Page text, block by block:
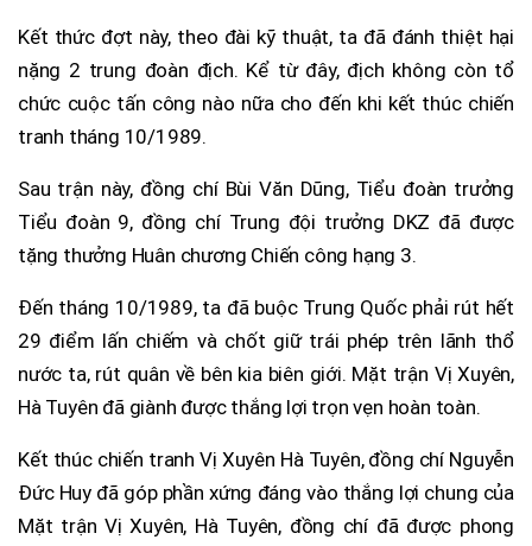
Kết thức đợt này, theo đài kỹ thuật, ta đã đánh thiệt hại
nặng 2 trung đoàn địch. Kể từ đây, địch không còn tổ
chức cuộc tấn công nào nữa cho đến khi kết thúc chiến
tranh tháng 10/1989.
Sau trận này, đồng chí Bùi Văn Dũng, Tiểu đoàn trưởng
Tiểu đoàn 9, đồng chí Trung đội trưởng DKZ đã được
tặng thưởng Huân chương Chiến công hạng 3.
Đến tháng 10/1989, ta đã buộc Trung Quốc phải rút hết
29 điểm lấn chiếm và chốt giữ trái phép trên lãnh thổ
nước ta, rút quân về bên kia biên giới. Mặt trận Vị Xuyên,
Hà Tuyên đã giành được thắng lợi trọn vẹn hoàn toàn.
Kết thúc chiến tranh Vị Xuyên Hà Tuyên, đồng chí Nguyễn
Đức Huy đã góp phần xứng đáng vào thắng lợi chung của
Mặt trận Vị Xuyên, Hà Tuyên, đồng chí đã được phong